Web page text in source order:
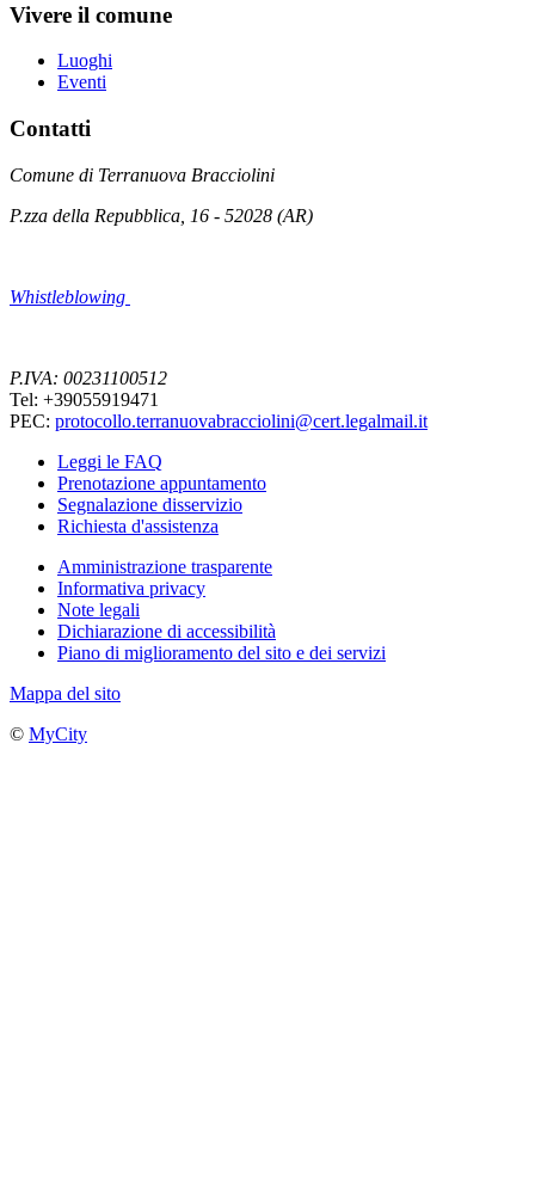
Vivere il comune
Luoghi
Eventi
Contatti
Comune di Terranuova Bracciolini
P.zza della Repubblica, 16 - 52028 (AR)
Whistleblowing
P.IVA: 00231100512
Tel: +39055919471
PEC: protocollo.terranuovabracciolini@cert.legalmail.it
Leggi le FAQ
Prenotazione appuntamento
Segnalazione disservizio
Richiesta d'assistenza
Amministrazione trasparente
Informativa privacy
Note legali
Dichiarazione di accessibilità
Piano di miglioramento del sito e dei servizi
Mappa del sito
© MyCity